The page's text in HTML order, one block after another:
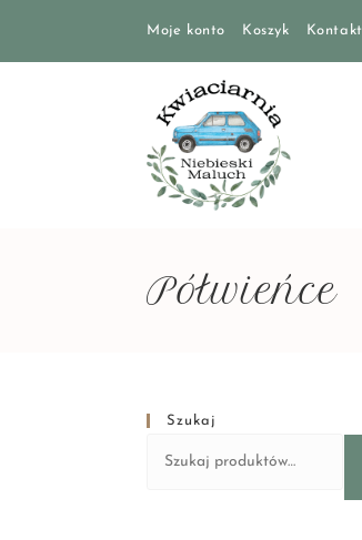
Moje konto Koszyk Kontakt
Półwieńce
Szukaj